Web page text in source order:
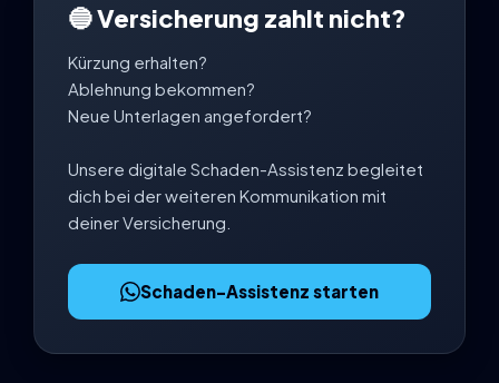
🔵 Versicherung zahlt nicht?
Kürzung erhalten?
Ablehnung bekommen?
Neue Unterlagen angefordert?
Unsere digitale Schaden-Assistenz begleitet
dich bei der weiteren Kommunikation mit
deiner Versicherung.
Schaden-Assistenz starten